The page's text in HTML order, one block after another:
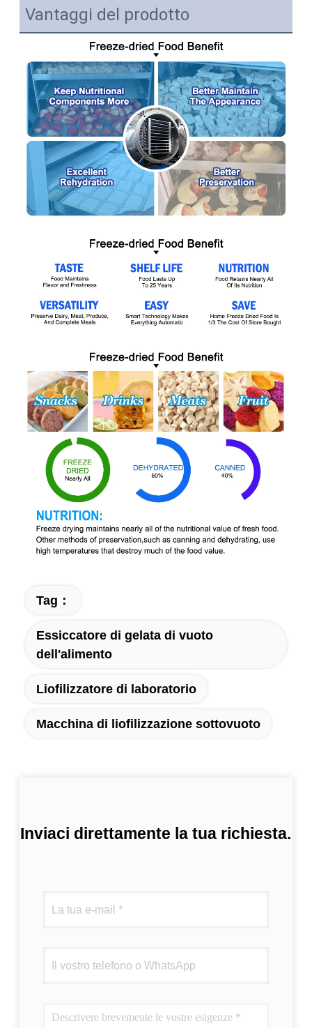
Vantaggi del prodotto
Tag：
Essiccatore di gelata di vuoto
dell'alimento
Liofilizzatore di laboratorio
Macchina di liofilizzazione sottovuoto
Inviaci direttamente la tua richiesta.